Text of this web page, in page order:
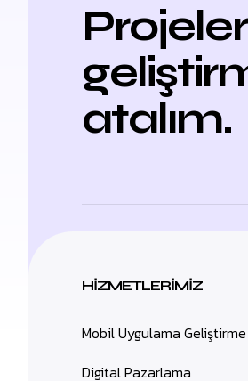
atalım.
HIZMETLERIMIZ
Mobil Uygulama Geliştirme
Digital Pazarlama